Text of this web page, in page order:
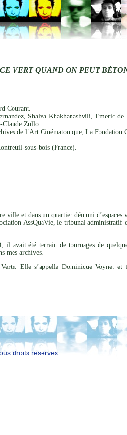
VERT QUAND ON PEUT
Courant.
Shalva Khakhanashvili, Emeric de
Claude Zullo.
de l’Art Cinématonique, La Fondation
sous-bois (France).
et dans un quartier démuni d’espaces
AssQuaVie, le tribunal administratif
il avait été terrain de tournages de
mes archives.
Elle s’appelle Dominique Voynet et
droits réservés.